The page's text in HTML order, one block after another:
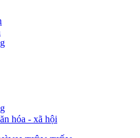
hóa - xã hội